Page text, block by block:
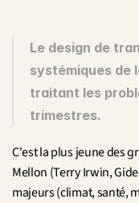
Le design de
systémiques de
traitant les
trimestres.
C'est la plus jeune des
Mellon (Terry Irwin,
majeurs (climat, santé,